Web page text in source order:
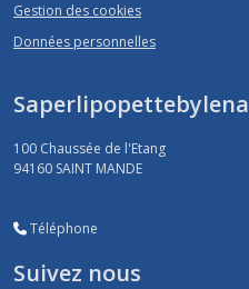
Gestion des cookies
Données personnelles
Saperlipopettebylena
100 Chaussée de l'Etang
94160 SAINT MANDE
Téléphone
Suivez nous